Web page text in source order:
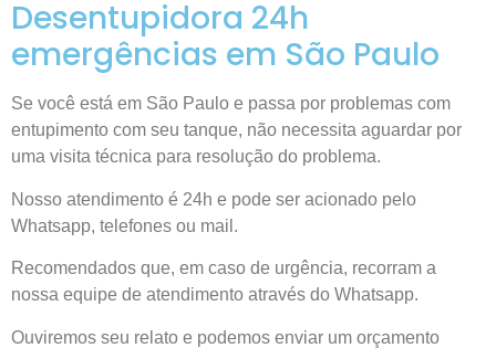
Desentupidora 24h
emergências em São Paulo
Se você está em São Paulo e passa por problemas com
entupimento com seu tanque, não necessita aguardar por
uma visita técnica para resolução do problema.
Nosso atendimento é 24h e pode ser acionado pelo
Whatsapp, telefones ou mail.
Recomendados que, em caso de urgência, recorram a
nossa equipe de atendimento através do Whatsapp.
Ouviremos seu relato e podemos enviar um orçamento